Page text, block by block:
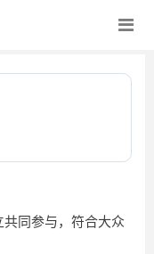
同参与，符合大众